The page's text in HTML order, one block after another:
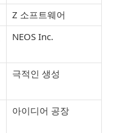
Z 소프트웨어
NEOS Inc.
극적인 생성
아이디어 공장